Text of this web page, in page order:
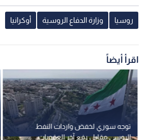
روسيا وزارة الدفاع الروسية أوكرانيا
اقرأ أيضاً
توجه سوري لخفض واردات النفط
الروسي مقابل رفع آخر العقوبات